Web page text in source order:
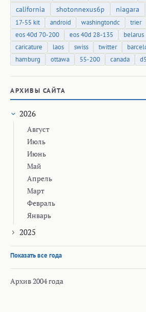
california
shotonnexus6p niagara
17-55 kit android washingtondc trier
eos 40d 70-200
eos 40d 28-135 belarus
caricature
laos swiss twitter
hamburg
ottawa 55-200 canada
АРХИВЫ САЙТА
2026
Август
Июль
Июнь
Май
Апрель
Март
Февраль
Январь
2025
Показать все года
Архив 2004 года